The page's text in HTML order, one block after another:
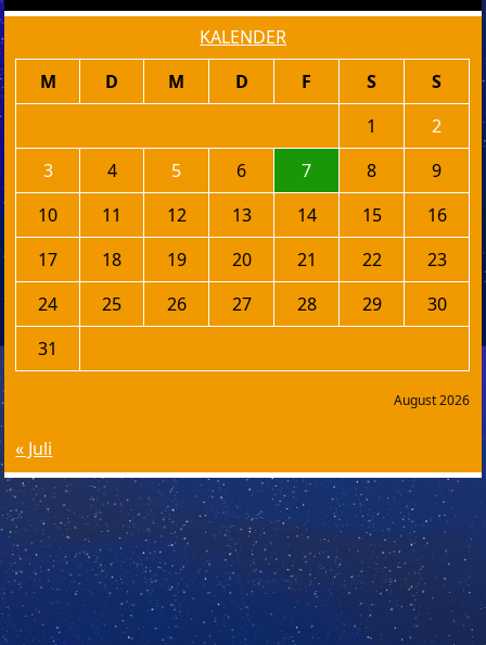
KALENDER
August 2026
M D M D F S
S
1
2
3
4 5 6 7 8
9
10
11 12 13 14 15
16
17
18 19 20 21 22
23
24
25 26 27 28 29
30
31
« Juli